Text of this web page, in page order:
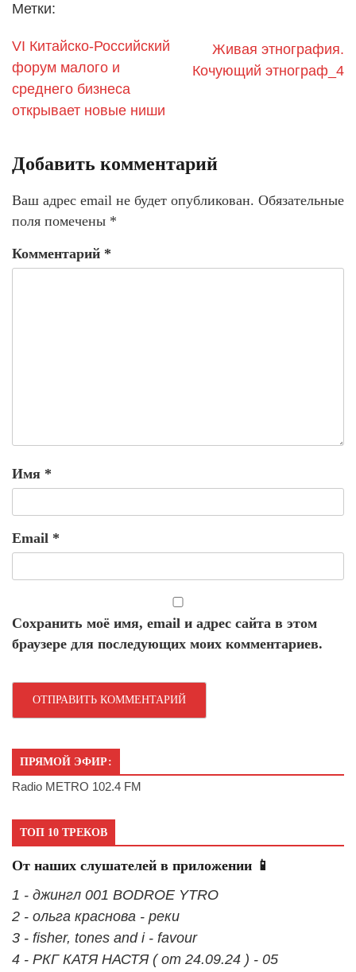
Метки:
VI Китайско-Российский
форум малого и
среднего бизнеса
открывает новые ниши
Живая этнография.
Кочующий этнограф_4
Добавить комментарий
Ваш адрес email не будет опубликован. Обязательные
поля помечены *
Комментарий *
Имя *
Email *
Сохранить моё имя, email и адрес сайта в этом
браузере для последующих моих комментариев.
ПРЯМОЙ ЭФИР:
Radio METRO 102.4 FM
ТОП 10 ТРЕКОВ
От наших слушателей в приложении 📱
1 - джингл 001 BODROE YTRO
2 - ольга краснова - реки
3 - fisher, tones and i - favour
4 - РКГ КАТЯ НАСТЯ ( от 24.09.24 ) - 05